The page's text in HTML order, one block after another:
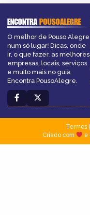
ENCONTRAPOUSOALEGRE
O melhor de Pouso Alegre
num só lugar! Dicas, onde
ir, o que fazer, as melhores
empresas, locais, serviços
e muito mais no guia
Encontra PousoAlegre.
Termos|
Criado com
e